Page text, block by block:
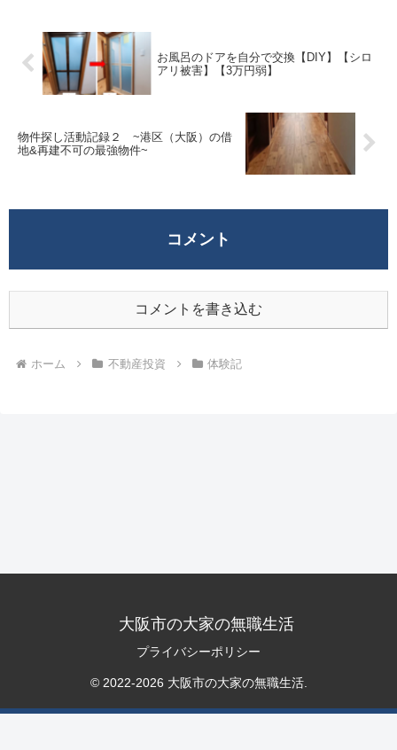
お風呂のドアを自分で交換【DIY】【シロ
アリ被害】【3万円弱】
物件探し活動記録２ ~港区（大阪）の借
地&再建不可の最強物件~
コメント
コメントを書き込む
ホーム 不動産投資 体験記
大阪市の大家の無職生活
プライバシーポリシー
© 2022-2026 大阪市の大家の無職生活.